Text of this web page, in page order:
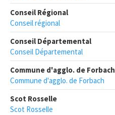
Conseil Régional
Conseil régional
Conseil Départemental
Conseil Départemental
Commune d'agglo. de Forbach
Commune d'agglo. de Forbach
Scot Rosselle
Scot Rosselle